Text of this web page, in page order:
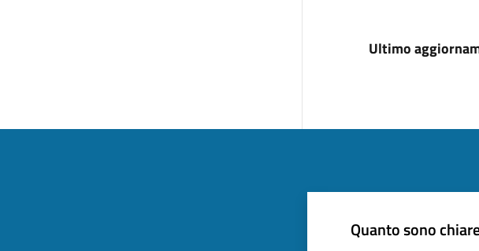
Ultimo
Quanto sono